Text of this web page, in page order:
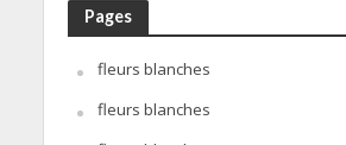
Pages
fleurs blanches
fleurs blanches